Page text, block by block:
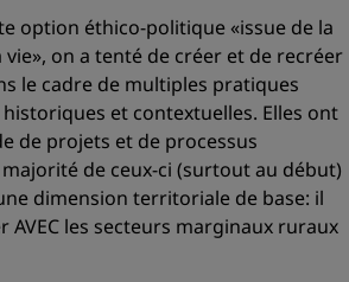
option éthico-politique«issue de la
on a tenté de créer et de recréer
le cadre de multiples pratiques
et contextuelles. Elles ont
de projets et de processus
de ceux-ci (surtout au début)
dimension territoriale de base: il
AVEC les secteurs marginaux ruraux